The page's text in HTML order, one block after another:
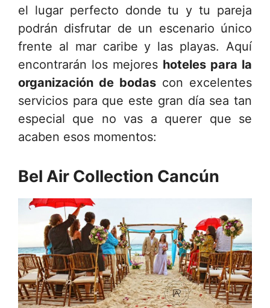
el lugar perfecto donde tu y tu pareja
podrán disfrutar de un escenario único
frente al mar caribe y las playas. Aquí
encontrarán los mejores hoteles para la
organización de bodas con excelentes
servicios para que este gran día sea tan
especial que no vas a querer que se
acaben esos momentos:
Bel Air Collection Cancún